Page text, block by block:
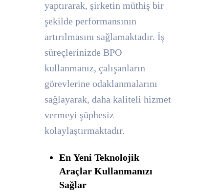
yaptırarak, şirketin müthiş bir
şekilde performansının
artırılmasını sağlamaktadır. İş
süreçlerinizde BPO
kullanmanız, çalışanların
görevlerine odaklanmalarını
sağlayarak, daha kaliteli hizmet
vermeyi şüphesiz
kolaylaştırmaktadır.
En Yeni Teknolojik
Araçlar Kullanmanızı
Sağlar